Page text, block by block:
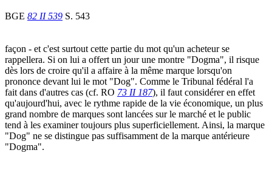
BGE 82 II 539 S. 543
façon - et c'est surtout cette partie du mot qu'un acheteur se
rappellera. Si on lui a offert un jour une montre "Dogma", il risque
dès lors de croire qu'il a affaire à la même marque lorsqu'on
prononce devant lui le mot "Dog". Comme le Tribunal fédéral l'a
fait dans d'autres cas (cf. RO 73 II 187), il faut considérer en effet
qu'aujourd'hui, avec le rythme rapide de la vie économique, un plus
grand nombre de marques sont lancées sur le marché et le public
tend à les examiner toujours plus superficiellement. Ainsi, la marque
"Dog" ne se distingue pas suffisamment de la marque antérieure
"Dogma".